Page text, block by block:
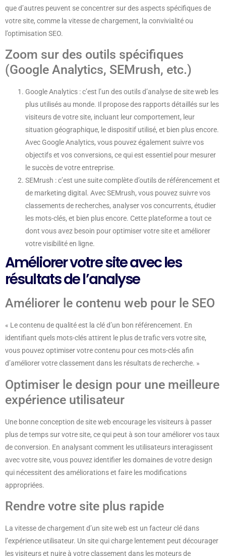
que d’autres peuvent se concentrer sur des aspects spécifiques de
votre site, comme la vitesse de chargement, la convivialité ou
l’optimisation SEO.
Zoom sur des outils spécifiques
(Google Analytics, SEMrush, etc.)
Google Analytics : c’est l’un des outils d’analyse de site web les
plus utilisés au monde. Il propose des rapports détaillés sur les
visiteurs de votre site, incluant leur comportement, leur
situation géographique, le dispositif utilisé, et bien plus encore.
Avec Google Analytics, vous pouvez également suivre vos
objectifs et vos conversions, ce qui est essentiel pour mesurer
le succès de votre entreprise.
SEMrush : c’est une suite complète d’outils de référencement et
de marketing digital. Avec SEMrush, vous pouvez suivre vos
classements de recherches, analyser vos concurrents, étudier
les mots-clés, et bien plus encore. Cette plateforme a tout ce
dont vous avez besoin pour optimiser votre site et améliorer
votre visibilité en ligne.
Améliorer votre site avec les
résultats de l’analyse
Améliorer le contenu web pour le SEO
« Le contenu de qualité est la clé d’un bon référencement. En
identifiant quels mots-clés attirent le plus de trafic vers votre site,
vous pouvez optimiser votre contenu pour ces mots-clés afin
d’améliorer votre classement dans les résultats de recherche. »
Optimiser le design pour une meilleure
expérience utilisateur
Une bonne conception de site web encourage les visiteurs à passer
plus de temps sur votre site, ce qui peut à son tour améliorer vos taux
de conversion. En analysant comment les utilisateurs interagissent
avec votre site, vous pouvez identifier les domaines de votre design
qui nécessitent des améliorations et faire les modifications
appropriées.
Rendre votre site plus rapide
La vitesse de chargement d’un site web est un facteur clé dans
l’expérience utilisateur. Un site qui charge lentement peut décourager
les visiteurs et nuire à votre classement dans les moteurs de